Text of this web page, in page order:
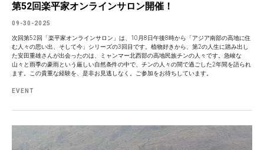
第52回楽平家オンラインサロン開催！
09-30-2025
次回第52回「楽平家オンラインサロン」は、10月8日午後8時から「アジア南部の高地に住
む人々の思い出、そして今」シリーズの3回目です。植物好きから、第2の人生に踏み出し
た安田重雄さんが出会ったのは、ミャンマー北西部の高地民族チンの人々です。急峻な
山々と雨季の豪雨という厳しい自然条件の中で、チンの人々の間で過ごした2年間を語られ
ます。この貴重な経験を、是非お見逃しなく。ご参加をお待ちしています。
EVENT